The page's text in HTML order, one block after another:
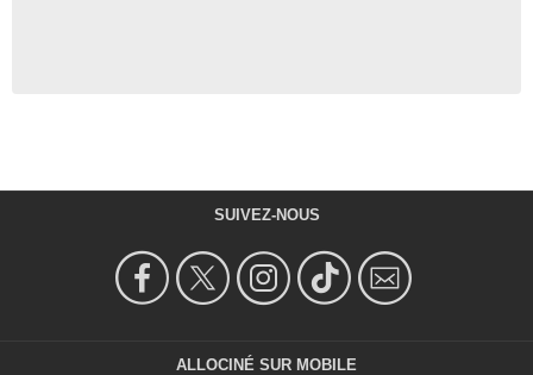
SUIVEZ-NOUS
ALLOCINÉ SUR MOBILE